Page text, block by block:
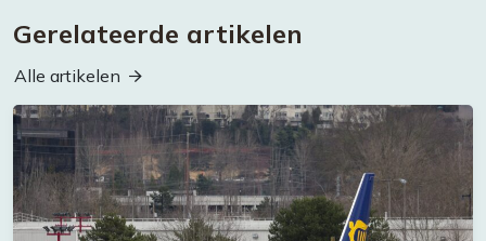
Gerelateerde artikelen
Alle artikelen